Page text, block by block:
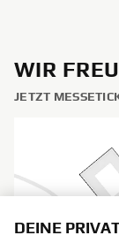
WIR
JETZT
DEINE